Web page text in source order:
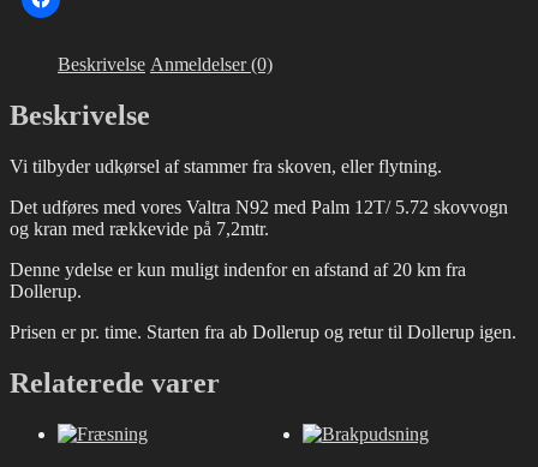
Beskrivelse Anmeldelser (0)
Beskrivelse
Vi tilbyder udkørsel af stammer fra skoven, eller flytning.
Det udføres med vores Valtra N92 med Palm 12T/ 5.72 skovvogn
og kran med rækkevide på 7,2mtr.
Denne ydelse er kun muligt indenfor en afstand af 20 km fra
Dollerup.
Prisen er pr. time. Starten fra ab Dollerup og retur til Dollerup igen.
Relaterede varer